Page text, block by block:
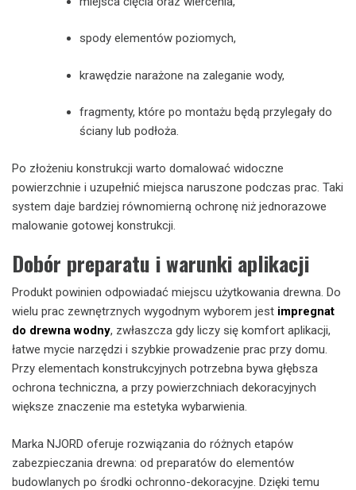
spody elementów poziomych,
krawędzie narażone na zaleganie wody,
fragmenty, które po montażu będą przylegały do
ściany lub podłoża.
Po złożeniu konstrukcji warto domalować widoczne
powierzchnie i uzupełnić miejsca naruszone podczas prac. Taki
system daje bardziej równomierną ochronę niż jednorazowe
malowanie gotowej konstrukcji.
Dobór preparatu i warunki aplikacji
Produkt powinien odpowiadać miejscu użytkowania drewna. Do
wielu prac zewnętrznych wygodnym wyborem jest impregnat
do drewna wodny, zwłaszcza gdy liczy się komfort aplikacji,
łatwe mycie narzędzi i szybkie prowadzenie prac przy domu.
Przy elementach konstrukcyjnych potrzebna bywa głębsza
ochrona techniczna, a przy powierzchniach dekoracyjnych
większe znaczenie ma estetyka wybarwienia.
Marka NJORD oferuje rozwiązania do różnych etapów
zabezpieczania drewna: od preparatów do elementów
budowlanych po środki ochronno-dekoracyjne. Dzięki temu